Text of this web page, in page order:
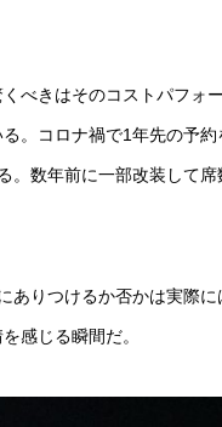
べきはそのコストパフォ
。コロナ禍で1年先の予約
。数年前に一部改装して席
ありつけるか否かは実際に
感じる瞬間だ。